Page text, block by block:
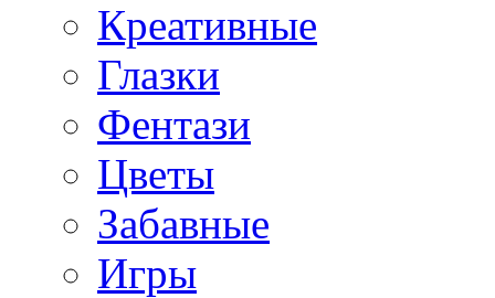
Креативные
Глазки
Фентази
Цветы
Забавные
Игры